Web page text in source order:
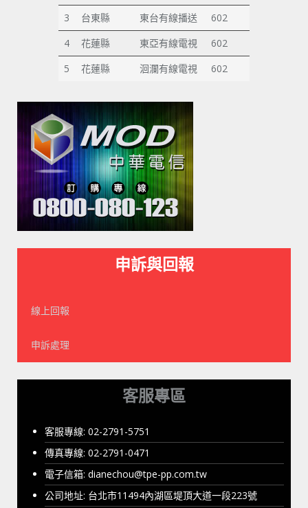
3
台東縣 東台有線播送
602
4
花蓮縣 東亞有線電視
602
5
花蓮縣 洄瀾有線電視 602
申訴與回報
線上回報
申訴處理
客服專區
客服專線: 02-2791-5751
傳真專線: 02-2791-0471
電子信箱: dianechou@tpe-pp.com.tw
公司地址: 台北市11494內湖區堤頂大道一段223號